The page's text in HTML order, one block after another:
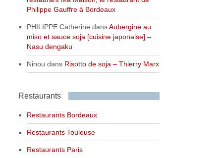
Philippe Gauffre à Bordeaux
PHILIPPE Catherine dansAubergine au
miso et sauce soja [cuisine japonaise] –
Nasu dengaku
Ninou dans Risotto de soja – Thierry Marx
Restaurants
Restaurants Bordeaux
Restaurants Toulouse
Restaurants Paris